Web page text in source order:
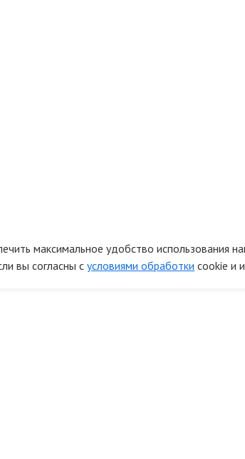
максимальное удобство использования
вы согласны с условиями обработки cookie и